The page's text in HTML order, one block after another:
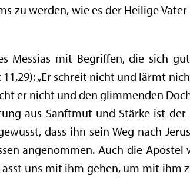
zu werden, wie es der Heilige Vater
Messias mit Begriffen, die sich
„Er schreit nicht und lärmt
er nicht und den glimmenden
aus Sanftmut und Stärke ist der
dass ihn sein Weg nach
angenommen. Auch die Apostel
uns mit ihm gehen, um mit ihm